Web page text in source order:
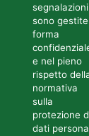
segnalazioni
sono
forma
e nel pieno
rispetto
normativa
sulla
protezione
dati